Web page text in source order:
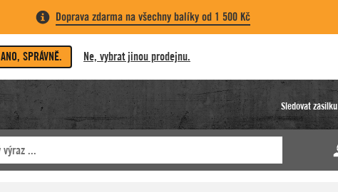
Doprava zdarma na všechny balíky od 1 500 Kč
ANO, SPRÁVNĚ. Ne, vybrat jinou prodejnu.
Sledovat zásilku